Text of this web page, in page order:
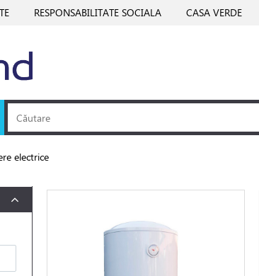
RESPONSABILITATE SOCIALA CASA VERDE
electrice